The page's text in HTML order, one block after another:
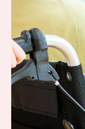
●マ